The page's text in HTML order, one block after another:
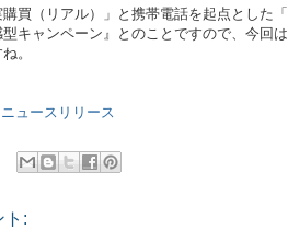
購買（リアル）」と携帯電話を起点とした
キャンペーン』とのことですので、今回
。
ュースリリース
ト: